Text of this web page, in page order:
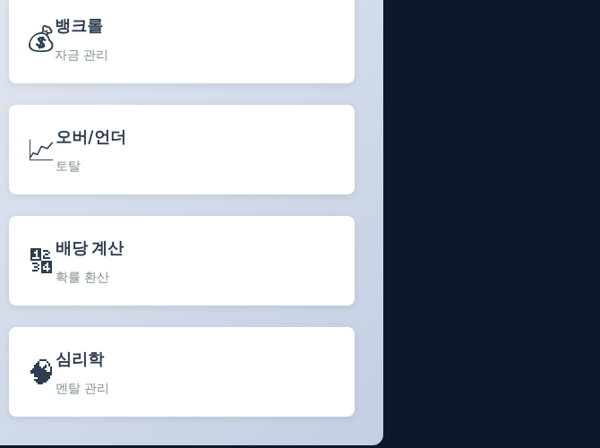
💰뱅크롤
자금 관리
📈오버/언더
토탈
🔢 배당 계산
확률 환산
🧠 심리학
멘탈 관리